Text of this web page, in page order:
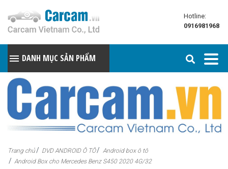
Hotline:
0916981968
DANH MỤC SẢN PHẨM
Trang chủ DVD ANDROID Ô TÔ
Android box ô tô
Android Box cho Mercedes Benz S450 2020 4G/32